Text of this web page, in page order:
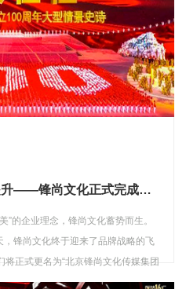
深耕20年，品牌战略再提升——锋尚文化正式完成集团化升级
”的企业理念，锋尚文化蓄势而生。
锋尚文化终于迎来了品牌战略的飞
正式更名为“北京锋尚文化传媒集团
。